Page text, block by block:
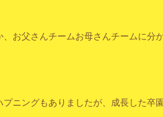
お父さんチームお母さんチームに分
ニングもありましたが、成長した卒